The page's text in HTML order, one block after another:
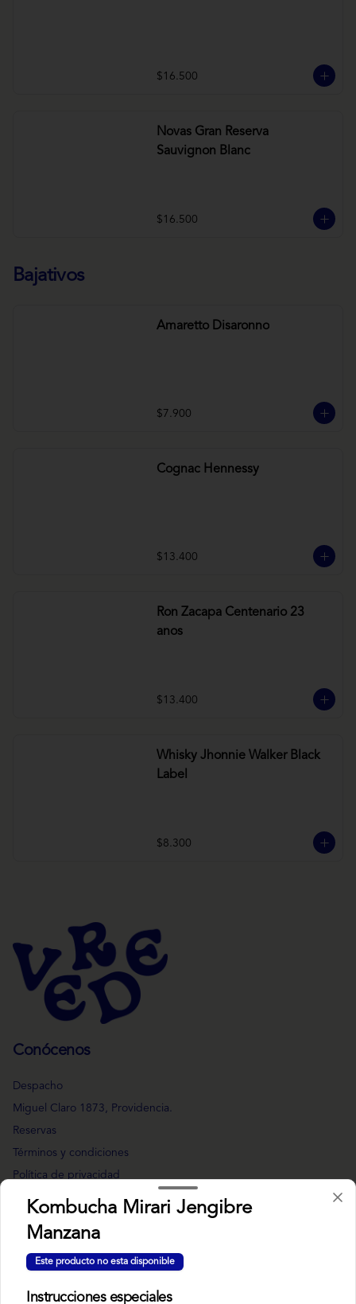
$16.500
Novas Gran Reserva
Sauvignon Blanc
$16.500
Bajativos
Amaretto Disaronno
$7.900
Cognac Hennessy
$13.400
Ron Zacapa Centenario 23
anos
$13.400
Whisky Jhonnie Walker Black
Label
$8.300
Conócenos
Despacho
Miguel Claro 1873, Providencia.
Reservas
Términos y condiciones
Política de privacidad
Redes sociales
Facebook
Kombucha Mirari Jengibre
Manzana
Este producto no esta disponible
Instrucciones especiales